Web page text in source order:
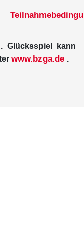
Glücksspiel kann
www.bzga.de .